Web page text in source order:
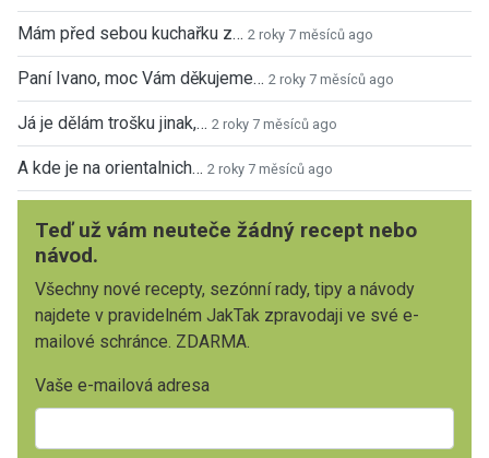
Mám před sebou kuchařku z… 2 roky 7 měsíců ago
Paní Ivano, moc Vám děkujeme… 2 roky 7 měsíců ago
Já je dělám trošku jinak,… 2 roky 7 měsíců ago
A kde je na orientalnich… 2 roky 7 měsíců ago
Teď už vám neuteče žádný recept nebo
návod.
Všechny nové recepty, sezónní rady, tipy a návody
najdete v pravidelném JakTak zpravodaji ve své e-
mailové schránce. ZDARMA.
Vaše e-mailová adresa